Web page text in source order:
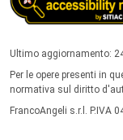
Ultimo aggiornamento:
Per le opere presenti in
normativa sul diritto
FrancoAngeli s.r.l. P.IVA